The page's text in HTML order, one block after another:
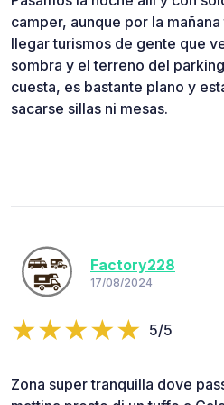
camper, aunque por la
llegar turismos de gente que
sombra y el terreno del
cuesta, es bastante plano y
sacarse sillas ni mesas.
Factory228
17/08/2024
5/5
Zona super tranquilla dove